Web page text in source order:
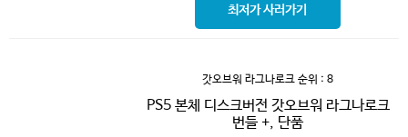
최저가 사러가기
갓오브워 라그나로크 순위 : 8
PS5 본체 디스크버전 갓오브워 라그나로크
번들 +, 단품